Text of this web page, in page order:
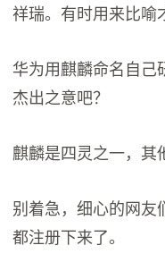
祥瑞。有时用来比喻
华为用麒麟命名自己
杰出之意吧？
麒麟是四灵之一，其
别着急，细心的网友
都注册下来了。